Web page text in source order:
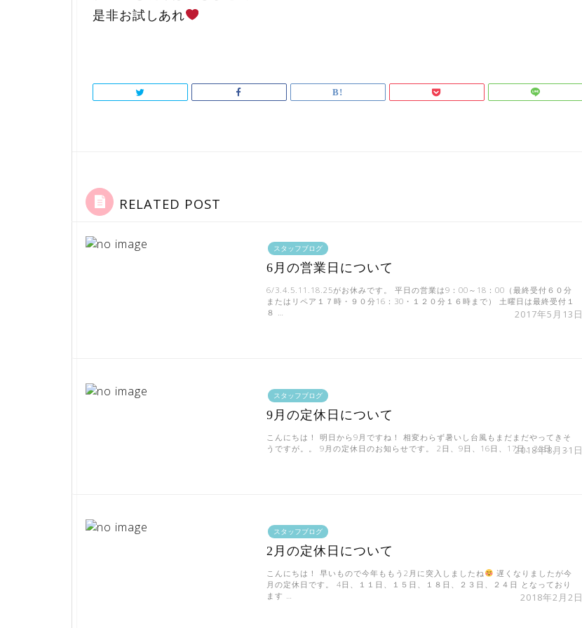
是非お試しあれ
RELATED POST
スタッフブログ
6月の営業日について
2017年5月13日
6/3.4.5.11.18.25がお休みです。 平日の営業は9：00～18：00（最終受付６０分
またはリペア１７時・９０分16：30・１２０分１６時まで） 土曜日は最終受付１
８ …
スタッフブログ
9月の定休日について
2018年8月31日
こんにちは！ 明日から9月ですね！ 相変わらず暑いし台風もまだまだやってきそ
うですが。。 9月の定休日のお知らせです。 2日、9日、16日、17日、23日、 …
スタッフブログ
2月の定休日について
2018年2月2日
こんにちは！ 早いもので今年ももう2月に突入しましたね
遅くなりましたが今
月の定休日です。 4日、１１日、１５日、１８日、２３日、２４日 となっており
ます …